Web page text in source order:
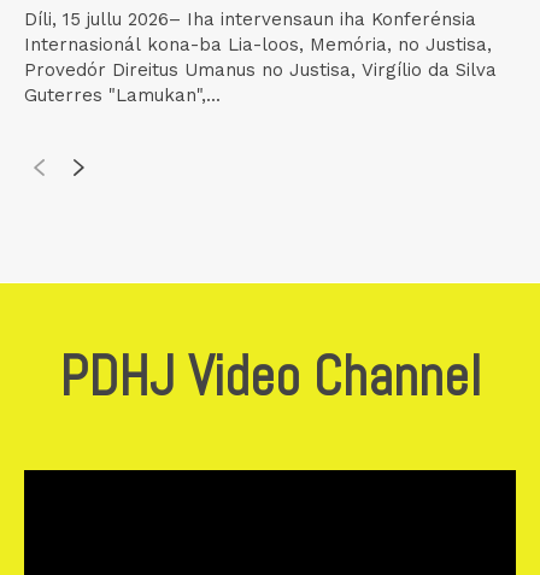
Díli, 15 jullu 2026– Iha intervensaun iha Konferénsia
Internasionál kona-ba Lia-loos, Memória, no Justisa,
Provedór Direitus Umanus no Justisa, Virgílio da Silva
Guterres "Lamukan",...
PDHJ Video Channel